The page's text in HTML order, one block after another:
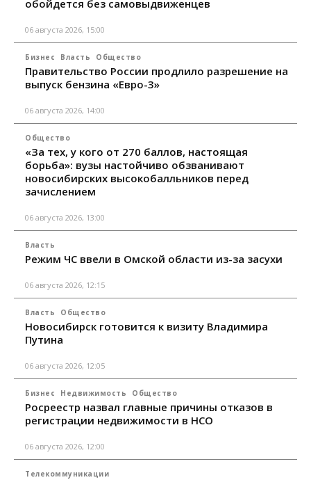
обойдется без самовыдвиженцев
06 августа 2026, 15:00
Бизнес Власть Общество
Правительство России продлило разрешение на
выпуск бензина «Евро-3»
06 августа 2026, 14:00
Общество
«За тех, у кого от 270 баллов, настоящая
борьба»: вузы настойчиво обзванивают
новосибирских высокобалльников перед
зачислением
06 августа 2026, 13:00
Власть
Режим ЧС ввели в Омской области из-за засухи
06 августа 2026, 12:15
Власть Общество
Новосибирск готовится к визиту Владимира
Путина
06 августа 2026, 12:05
Бизнес Недвижимость Общество
Росреестр назвал главные причины отказов в
регистрации недвижимости в НСО
06 августа 2026, 12:00
Телекоммуникации